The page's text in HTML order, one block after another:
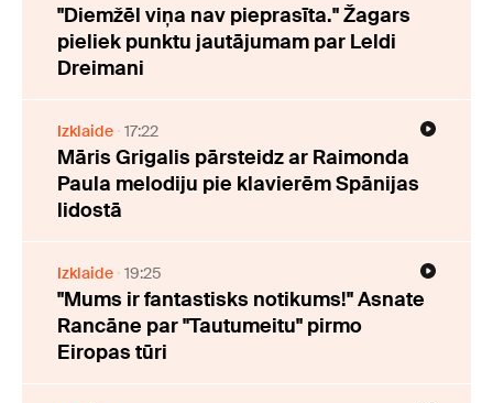
"Diemžēl viņa nav pieprasīta." Žagars
pieliek punktu jautājumam par Leldi
Dreimani
Izklaide 17:22
Māris Grigalis pārsteidz ar Raimonda
Paula melodiju pie klavierēm Spānijas
lidostā
Izklaide 19:25
"Mums ir fantastisks notikums!" Asnate
Rancāne par "Tautumeitu" pirmo
Eiropas tūri